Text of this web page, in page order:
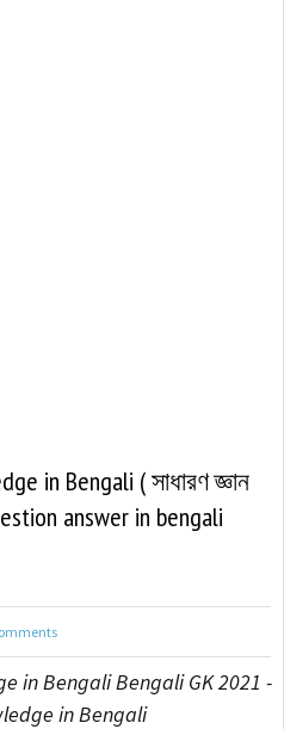
in Bengali ( সাধারণ জ্ঞান
answer in bengali
in Bengali Bengali GK 2021 -
in Bengali